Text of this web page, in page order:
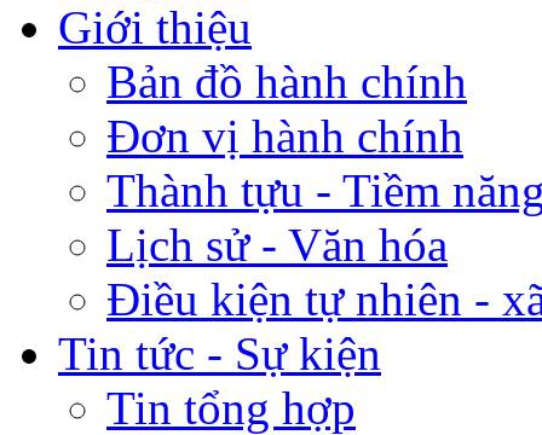
Giới thiệu
Bản đồ hành chính
Đơn vị hành chính
Thành tựu - Tiềm
Lịch sử - Văn hóa
Điều kiện tự nhiên -
Tin tức - Sự kiện
Tin tổng hợp